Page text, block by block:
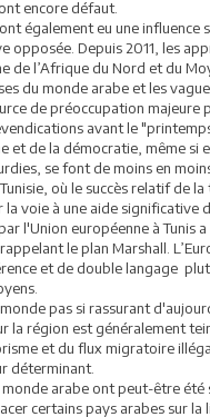
encore défaut.
également eu une influence
opposée. Depuis 2011, les
de l’Afrique du Nord et du
du monde arabe et les
de préoccupation majeure
avant le
et de la démocratie, même si
se font de moins en
où le succès relatif de
la voie à une aide significative
l'Union européenne à Tunis
le plan Marshall.
et de double langage
pas si rassurant
la région est généralement
et du flux migratoire
déterminant.
monde arabe ont peut-être
certains pays arabes sur la